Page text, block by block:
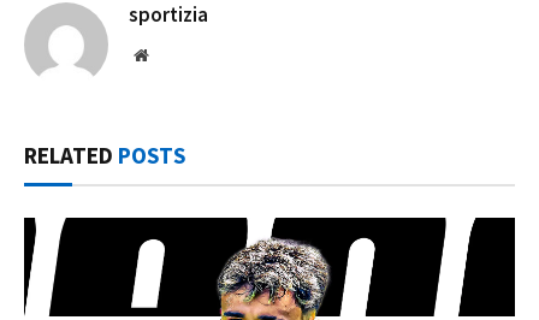
sportizia
Website
RELATED POSTS